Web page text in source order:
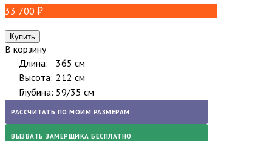
33 700
В корзину
Длина:
365 см
Высота: 212 см
Глубина: 59/35 см
РАССЧИТАТЬ ПО МОИМ РАЗМЕРАМ
ВЫЗВАТЬ ЗАМЕРЩИКА БЕСПЛАТНО